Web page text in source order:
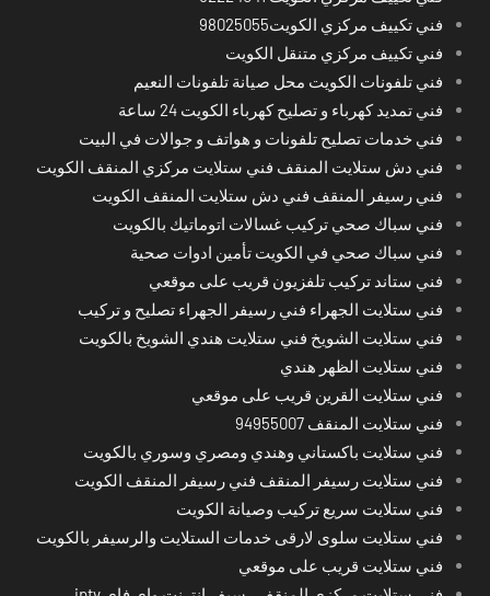
فني تكييف مركزي الكويت98025055
فني تكييف مركزي متنقل الكويت
فني تلفونات الكويت محل صيانة تلفونات النعيم
فني تمديد كهرباء و تصليح كهرباء الكويت 24 ساعة
فني خدمات تصليح تلفونات و هواتف و جوالات في البيت
فني دش ستلايت المنقف فني ستلايت مركزي المنقف الكويت
فني رسيفر المنقف فني دش ستلايت المنقف الكويت
فني سباك صحي تركيب غسالات اتوماتيك بالكويت
فني سباك صحي في الكويت تأمين ادوات صحية
فني ستاند تركيب تلفزيون قريب على موقعي
فني ستلايت الجهراء فني رسيفر الجهراء تصليح و تركيب
فني ستلايت الشويخ فني ستلايت هندي الشويخ بالكويت
فني ستلايت الظهر هندي
فني ستلايت القرين قريب على موقعي
فني ستلايت المنقف 94955007
فني ستلايت باكستاني وهندي ومصري وسوري بالكويت
فني ستلايت رسيفر المنقف فني رسيفر المنقف الكويت
فني ستلايت سريع تركيب وصيانة الكويت
فني ستلايت سلوى لارقى خدمات الستلايت والرسيفر بالكويت
فني ستلايت قريب على موقعي